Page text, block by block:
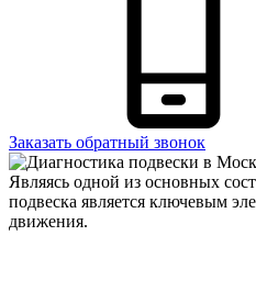
Заказать обратный звонок
Являясь одной из основных
подвеска является ключевым
движения.